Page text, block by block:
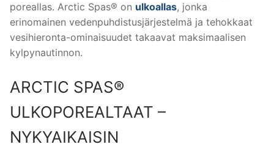
poreallas. Arctic Spas® on ulkoallas, jonka
erinomainen vedenpuhdistusjärjestelmä ja tehokkaat
vesihieronta-ominaisuudet takaavat maksimaalisen
kylpynautinnon.
ARCTIC SPAS®
ULKOPOREALTAAT –
NYKYAIKAISIN